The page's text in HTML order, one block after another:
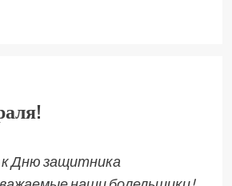
к Дню защитника